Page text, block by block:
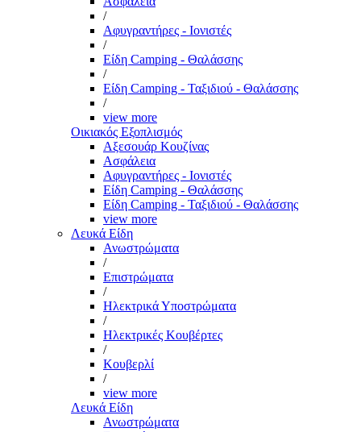
/
Αφυγραντήρες - Ιονιστές
/
Είδη Camping - Θαλάσσης
/
Είδη Camping - Ταξιδιού - Θαλάσσης
/
view more
Οικιακός Εξοπλισμός
Αξεσουάρ Κουζίνας
Ασφάλεια
Αφυγραντήρες - Ιονιστές
Είδη Camping - Θαλάσσης
Είδη Camping - Ταξιδιού - Θαλάσσης
view more
Λευκά Είδη
Ανωστρώματα
/
Επιστρώματα
/
Ηλεκτρικά Υποστρώματα
/
Ηλεκτρικές Κουβέρτες
/
Κουβερλί
/
view more
Λευκά Είδη
Ανωστρώματα